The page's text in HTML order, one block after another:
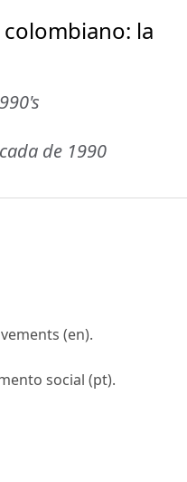
la
de 1990
(en).
social (pt).